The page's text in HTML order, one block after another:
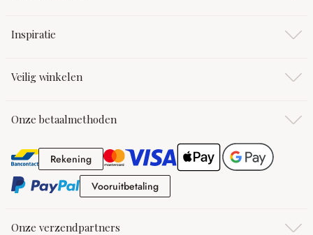
Inspiratie
Veilig winkelen
Onze betaalmethoden
RekeningRekening
VooruitbetalingVooruitbetaling
Onze verzendpartners